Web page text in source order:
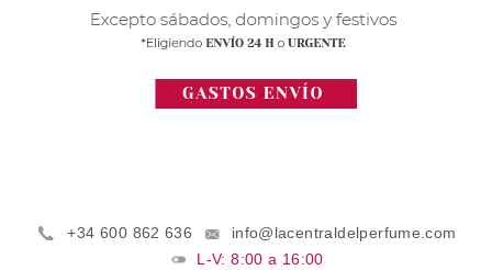
+34 600 862 636
info@lacentraldelperfume.com
L-V: 8:00 a 16:00